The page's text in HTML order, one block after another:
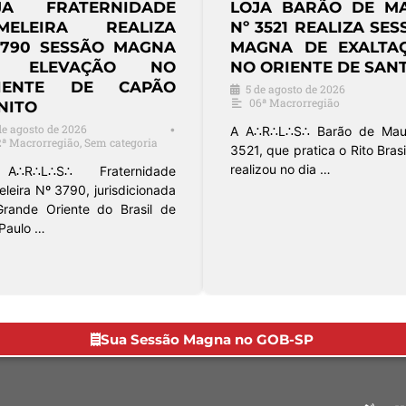
FRATERNIDADE
REALIZA
MAGNA DE
EM SÃO
agosto de 2026 •
Macrorregião
Fraternidade Acadêmica
nº 3297, filiada ao
Oriente do Brasil – São …
LOJA
HARMONIA Nº
REALIZA
MAGNA DE
NO ORIENTE DE JAÚ
3 de agosto de 2026
A A∴R∴L∴S∴ Suprema
nº 3858, jurisdicionada à
Sua Sessão Magna no GOB-SP